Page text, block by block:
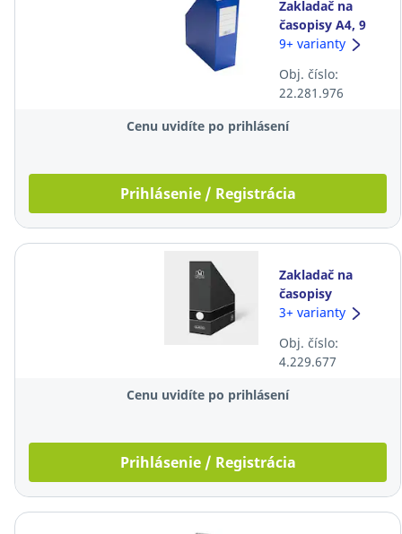
Zakladač na
časopisy A4, 9
cm, modrý
9+ varianty
Obj. číslo:
22.281.976
Cenu uvidíte po prihlásení
Prihlásenie / Registrácia
Zakladač na
časopisy
Montana, A4,
3+ varianty
Obj. číslo:
4.229.677
Cenu uvidíte po prihlásení
Prihlásenie / Registrácia